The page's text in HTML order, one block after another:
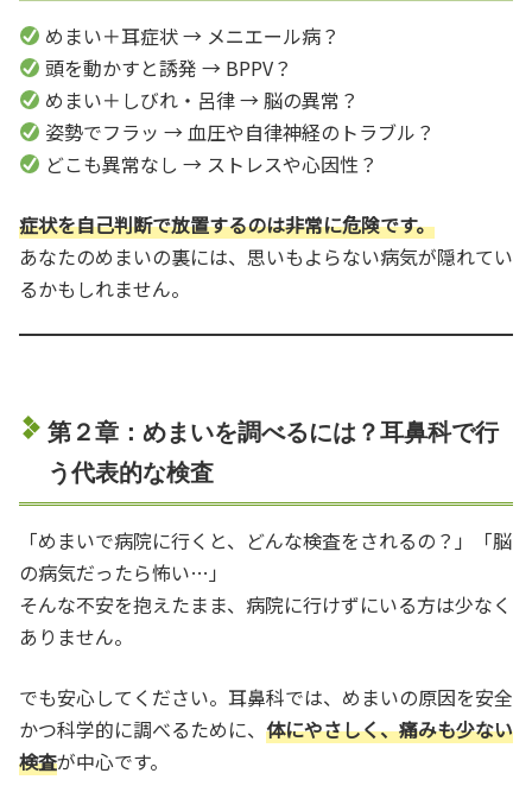
めまい＋耳症状 → メニエール病？
頭を動かすと誘発 → BPPV？
めまい＋しびれ・呂律 → 脳の異常？
姿勢でフラッ → 血圧や自律神経のトラブル？
どこも異常なし → ストレスや心因性？
症状を自己判断で放置するのは非常に危険です。
あなたのめまいの裏には、思いもよらない病気が隠れてい
るかもしれません。
第２章：めまいを調べるには？耳鼻科で行
う代表的な検査
「めまいで病院に行くと、どんな検査をされるの？」「脳
の病気だったら怖い…」
そんな不安を抱えたまま、病院に行けずにいる方は少なく
ありません。
でも安心してください。耳鼻科では、めまいの原因を安全
かつ科学的に調べるために、 体にやさしく、痛みも少ない
検査が中心です。